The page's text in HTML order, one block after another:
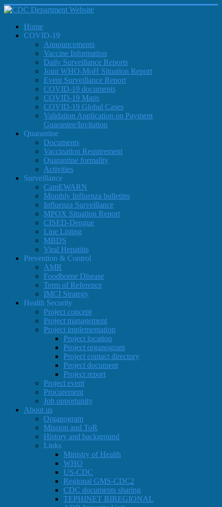
Home
COVID-19
Announcements
Vaccine Information
Daily Surveillance Reports
Joint WHO-MoH Situation Report
Event Surveillance Report
COVID-19 documents
COVID-19 Maps
COVID-19 Global Cases
Validation Application on Payment
Guarantee/Invitation
Quarantine
Documents
Vaccination Requirement
Quarantine formality
Activities
Surveillance
CamEWARN
Monthly Influenza bulletins
Influenza Surveillance
MPOX Situation Report
CISED-Dengue
Line Listing
MBDS
Viral Hepatitis
Prevention & Control
AMR
Foodborne Disease
Term of Reference
IMCI Strategy
Health Security
Project concept
Project management
Project implementation
Project location
Project organogram
Project contact directory
Project document
Project report
Project event
Procurement
Job opportunity
About us
Organogram
Mission and ToR
History and background
Links
Ministry of Health
WHO
US-CDC
Regional GMS-CDC2
CDC documents sharing
TEPHINET BIREGIONAL